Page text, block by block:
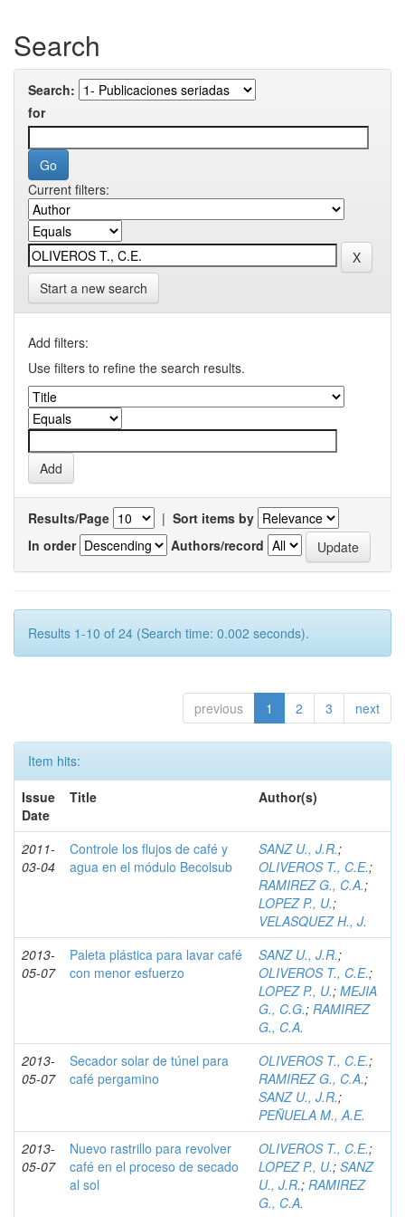
Search
Search:
for
Current filters:
Start a new search
Add filters:
Use filters to refine the search results.
Results/Page | Sort items by
In order
Authors/record
Results 1-10 of 24 (Search time: 0.002 seconds).
previous 1 2 3 next
Item hits:
Issue
Date
Title Author(s)
2011-
03-04
Controle los flujos de café y
agua en el módulo Becolsub
SANZ U., J.R.;
OLIVEROS T., C.E.;
RAMIREZ G., C.A.;
LOPEZ P., U.;
VELASQUEZ H., J.
2013-
05-07
Paleta plástica para lavar café
con menor esfuerzo
SANZ U., J.R.;
OLIVEROS T., C.E.;
LOPEZ P., U.; MEJIA
G., C.G.; RAMIREZ
G., C.A.
2013-
05-07
Secador solar de túnel para
café pergamino
OLIVEROS T., C.E.;
RAMIREZ G., C.A.;
SANZ U., J.R.;
PEÑUELA M., A.E.
2013-
05-07
Nuevo rastrillo para revolver
café en el proceso de secado
al sol
OLIVEROS T., C.E.;
LOPEZ P., U.; SANZ
U., J.R.; RAMIREZ
G., C.A.